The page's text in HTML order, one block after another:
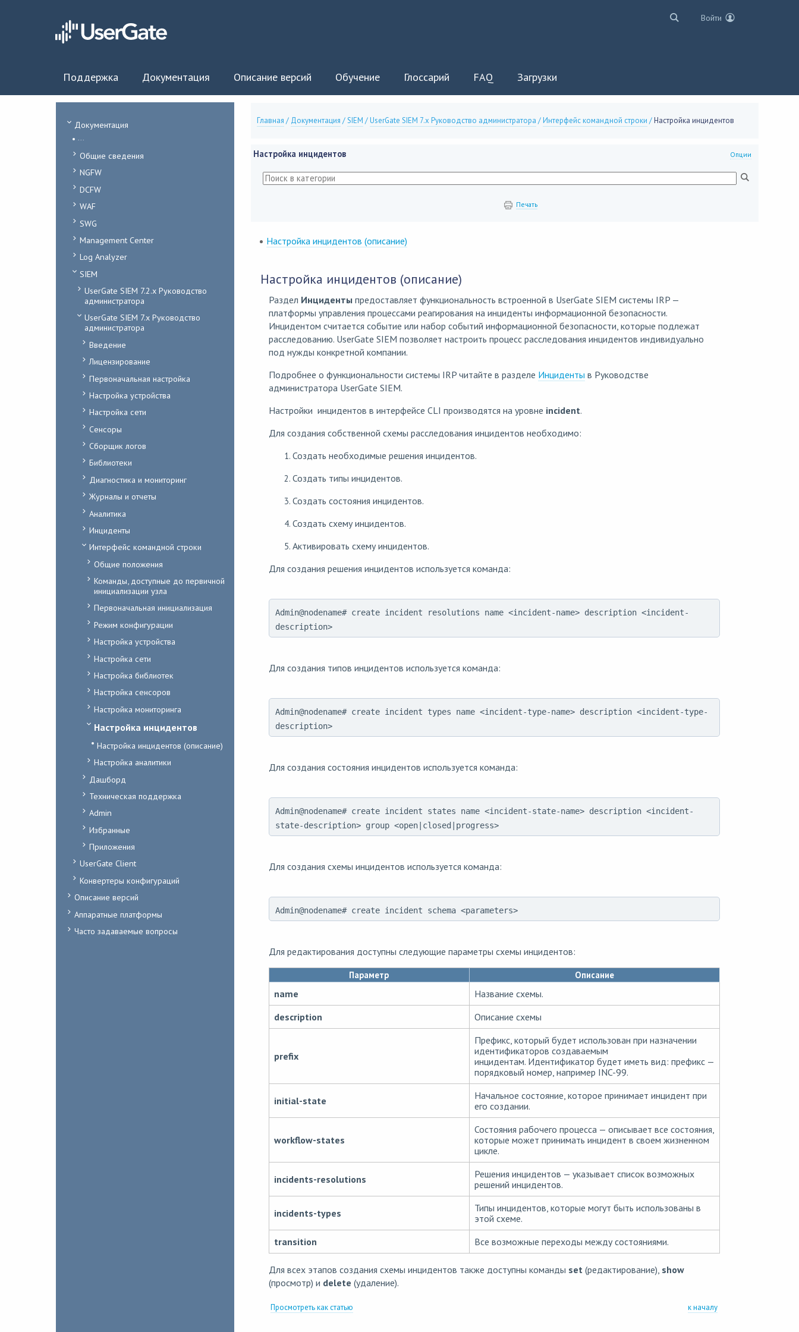
Войти
Поддержка Документация Описание версий Обучение Глоссарий FAQ Загрузки
Документация
...
Общие сведения
NGFW
DCFW
WAF
SWG
Management Center
Log Analyzer
SIEM
UserGate SIEM 7.2.x Руководство
администратора
UserGate SIEM 7.x Руководство
администратора
Введение
Лицензирование
Первоначальная настройка
Настройка устройства
Настройка сети
Сенсоры
Сборщик логов
Библиотеки
Диагностика и мониторинг
Журналы и отчеты
Аналитика
Инциденты
Интерфейс командной строки
Общие положения
Команды, доступные до первичной
инициализации узла
Первоначальная инициализация
Режим конфигурации
Настройка устройства
Настройка сети
Настройка библиотек
Настройка сенсоров
Настройка мониторинга
Настройка инцидентов
Настройка инцидентов (описание)
Настройка аналитики
Дашборд
Техническая поддержка
Admin
Избранные
Приложения
UserGate Client
Конвертеры конфигураций
Описание версий
Аппаратные платформы
Часто задаваемые вопросы
Главная / Документация /SIEM /UserGate SIEM 7.x Руководство администратора /Интерфейс командной строки /Настройка инцидентов
Опции
Настройка инцидентов
Печать
Настройка инцидентов (описание)
Настройка инцидентов (описание)
Раздел Инцидентыпредоставляет функциональность встроенной в UserGate SIEM системы IRP —
платформы управления процессами реагирования на инциденты информационной безопасности.
Инцидентом считается событие или набор событий информационной безопасности, которые подлежат
расследованию. UserGate SIEM позволяет настроить процесс расследования инцидентов индивидуально
под нужды конкретной компании.
Подробнее о функциональности системы IRP читайте в разделе Инциденты в Руководстве
администратора UserGate SIEM.
Настройки инцидентов в интерфейсе CLI производятся на уровне incident.
Для создания собственной схемы расследования инцидентов необходимо:
Создать необходимые решения инцидентов.
Создать типы инцидентов.
Создать состояния инцидентов.
Создать схему инцидентов.
Активировать схему инцидентов.
Для создания решения инцидентов используется команда:
Admin@nodename# create incident resolutions name <incident-name> description <incident-
description>
Для создания типов инцидентов используется команда:
Admin@nodename# create incident types name <incident-type-name> description <incident-type-
description>
Для создания состояния инцидентов используется команда:
Admin@nodename# create incident states name <incident-state-name> description <incident-
state-description> group <open|closed|progress>
Для создания схемы инцидентов используется команда:
Admin@nodename# create incident schema <parameters>
Для редактирования доступны следующие параметры схемы инцидентов:
Параметр Описание
name
Название схемы.
description
Описание схемы
prefix
Префикс, который будет использован при назначении
идентификаторов создаваемым
инцидентам. Идентификатор будет иметь вид: префикс —
порядковый номер, например INC-99.
initial-state
Начальное состояние, которое принимает инцидент при
его создании.
workflow-states
Состояния рабочего процесса — описывает все состояния,
которые может принимать инцидент в своем жизненном
цикле.
incidents-resolutions
Решения инцидентов — указывает список возможных
решений инцидентов.
incidents-types
Типы инцидентов, которые могут быть использованы в
этой схеме.
transition
Все возможные переходы между состояниями.
Для всех этапов создания схемы инцидентов также доступны команды set(редактирование), show
(просмотр) и delete (удаление).
Просмотреть как статью к началу